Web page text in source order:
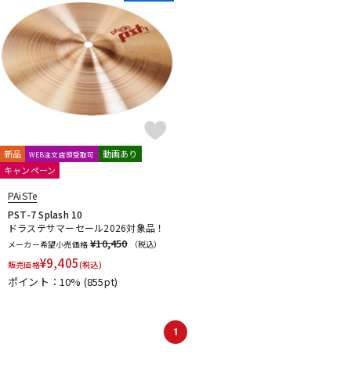
ドラム
キーボード
DJ機器
DTM オンライン納品
新品 WEB注文店頭受取可
動画あり
キャンペーン
PAiSTe
PST-7 Splash 10
ドラステサマーセール2026対象品！
メーカー希望小売価格 ¥10,450
（税込）
販売価格¥9,405(税込)
ポイント：10% (855pt)
1